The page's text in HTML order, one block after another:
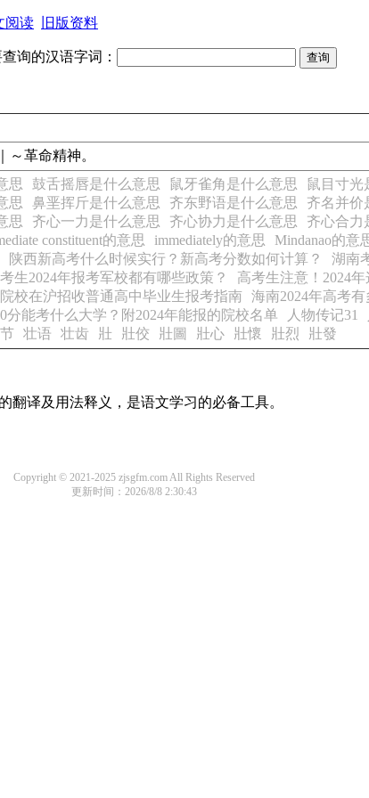
阅读 旧版资料
询的汉语字词：
～革命精神。
思 鼓舌摇唇是什么意思 鼠牙雀角是什么意思 鼠目寸光
思 鼻垩挥斤是什么意思 齐东野语是什么意思 齐名并价
思 齐心一力是什么意思 齐心协力是什么意思 齐心合力
constituent的意思 immediately的意思 Mindanao的意
陕西新高考什么时候实行？新高考分数如何计算？
湖南
生2024年报考军校都有哪些政策？
高考生注意！2024
校在沪招收普通高中毕业生报考指南 海南2024年高考
分能考什么大学？附2024年能报的院校名单 人物传记31
壮语 壮齿 壯 壯佼 壯圖 壯心 壯懷 壯烈 壯發
翻译及用法释义，是语文学习的必备工具。
Copyright © 2021-2025 zjsgfm.com All Rights Reserved
更新时间：2026/8/8 2:30:43